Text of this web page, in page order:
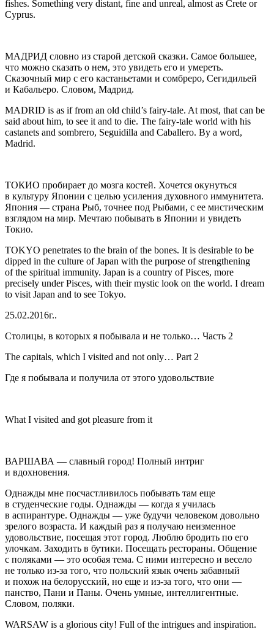
fishes. Something very distant, fine and unreal, almost as Crete or
Cyprus.
МАДРИД словно из старой детской сказки. Самое большее,
что можно сказать о нем, это увидеть его и умереть.
Сказочный мир с его кастаньетами и сомбреро, Сегидильей
и Кабальеро. Словом, Мадрид.
MADRID is as if from an old child’s fairy-tale. At most, that can be
said about him, to see it and to die. The fairy-tale world with his
castanets and sombrero, Seguidilla and Caballero. By a word,
Madrid.
ТОКИО пробирает до мозга костей. Хочется окунуться
в культуру Японии с целью усиления духовного иммунитета.
Япония — страна Рыб, точнее под Рыбами, с ее мистическим
взглядом на мир. Мечтаю побывать в Японии и увидеть
Токио.
TOKYO penetrates to the brain of the bones. It is desirable to be
dipped in the culture of Japan with the purpose of strengthening
of the spiritual immunity. Japan is a country of Pisces, more
precisely under Pisces, with their mystic look on the world. I dream
to visit Japan and to see Tokyo.
25.02.2016г..
Столицы, в которых я побывала и не только… Часть 2
The capitals, which I visited and not only… Part 2
Где я побывала и получила от этого удовольствие
What I visited and got pleasure from it
ВАРШАВА — славный город! Полный интриг
и вдохновения.
Однажды мне посчастливилось побывать там еще
в студенческие годы. Однажды — когда я училась
в аспирантуре. Однажды — уже будучи человеком довольно
зрелого возраста. И каждый раз я получаю неизменное
удовольствие, посещая этот город. Люблю бродить по его
улочкам. Заходить в бутики. Посещать рестораны. Общение
с поляками — это особая тема. С ними интересно и весело
не только из-за того, что польский язык очень забавный
и похож на белорусский, но еще и из-за того, что они —
панство, Пани и Паны. Очень умные, интеллигентные.
Словом, поляки.
WARSAW is a glorious city! Full of the intrigues and inspiration.